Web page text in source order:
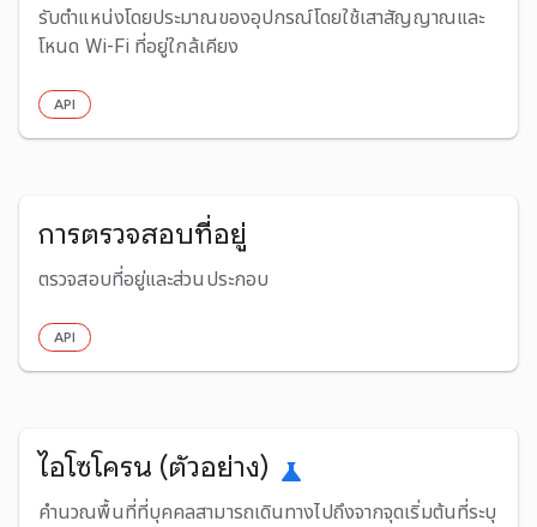
รับตําแหน่งโดยประมาณของอุปกรณ์โดยใช้เสาสัญญาณและ
โหนด Wi-Fi ที่อยู่ใกล้เคียง
API
การตรวจสอบที่อยู่
ตรวจสอบที่อยู่และส่วนประกอบ
API
ไอโซโครน (ตัวอย่าง) science
คำนวณพื้นที่ที่บุคคลสามารถเดินทางไปถึงจากจุดเริ่มต้นที่ระบุ